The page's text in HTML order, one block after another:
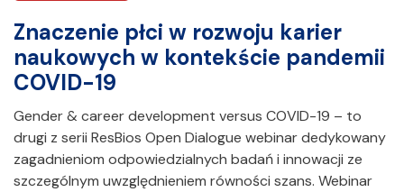
Znaczenie płci w rozwoju karier
naukowych w kontekście pandemii
COVID-19
Gender & career development versus COVID-19 – to
drugi z serii ResBios Open Dialogue webinar dedykowany
zagadnieniom odpowiedzialnych badań i innowacji ze
szczególnym uwzględnieniem równości szans. Webinar